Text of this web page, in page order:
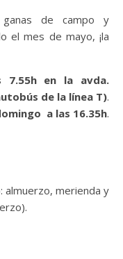
de campo y
el mes de mayo, ¡la
7.55h en la avda.
de la línea T).
a las 16.35h.
almuerzo, merienda y